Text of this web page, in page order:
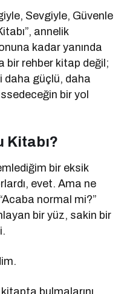
Sevgiyle, Güvenle
annelik
kadar yanında
bir rehber kitap değil;
daha güçlü, daha
bir yol
Kitabı?
bir eksik
evet. Ama ne
normal mi?”
bir yüz, sakin bir